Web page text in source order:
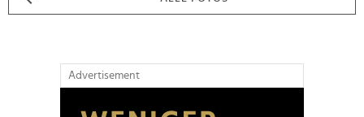
Advertisement